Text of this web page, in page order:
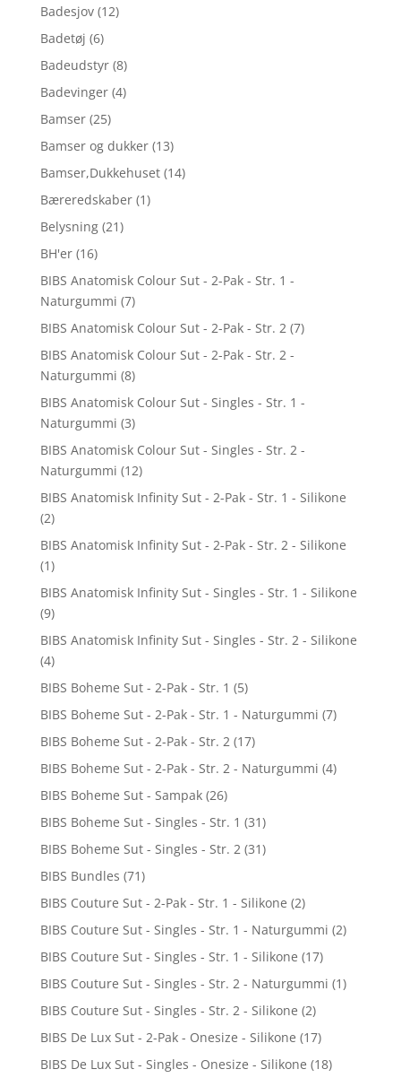
Badesjov (12)
Badetøj (6)
Badeudstyr (8)
Badevinger (4)
Bamser (25)
Bamser og dukker (13)
Bamser,Dukkehuset (14)
Bæreredskaber (1)
Belysning (21)
BH'er (16)
BIBS Anatomisk Colour Sut - 2-Pak - Str. 1 -
Naturgummi (7)
BIBS Anatomisk Colour Sut - 2-Pak - Str. 2 (7)
BIBS Anatomisk Colour Sut - 2-Pak - Str. 2 -
Naturgummi (8)
BIBS Anatomisk Colour Sut - Singles - Str. 1 -
Naturgummi (3)
BIBS Anatomisk Colour Sut - Singles - Str. 2 -
Naturgummi (12)
BIBS Anatomisk Infinity Sut - 2-Pak - Str. 1 - Silikone
(2)
BIBS Anatomisk Infinity Sut - 2-Pak - Str. 2 - Silikone
(1)
BIBS Anatomisk Infinity Sut - Singles - Str. 1 - Silikone
(9)
BIBS Anatomisk Infinity Sut - Singles - Str. 2 - Silikone
(4)
BIBS Boheme Sut - 2-Pak - Str. 1 (5)
BIBS Boheme Sut - 2-Pak - Str. 1 - Naturgummi (7)
BIBS Boheme Sut - 2-Pak - Str. 2 (17)
BIBS Boheme Sut - 2-Pak - Str. 2 - Naturgummi (4)
BIBS Boheme Sut - Sampak (26)
BIBS Boheme Sut - Singles - Str. 1 (31)
BIBS Boheme Sut - Singles - Str. 2 (31)
BIBS Bundles (71)
BIBS Couture Sut - 2-Pak - Str. 1 - Silikone (2)
BIBS Couture Sut - Singles - Str. 1 - Naturgummi (2)
BIBS Couture Sut - Singles - Str. 1 - Silikone (17)
BIBS Couture Sut - Singles - Str. 2 - Naturgummi (1)
BIBS Couture Sut - Singles - Str. 2 - Silikone (2)
BIBS De Lux Sut - 2-Pak - Onesize - Silikone (17)
BIBS De Lux Sut - Singles - Onesize - Silikone (18)